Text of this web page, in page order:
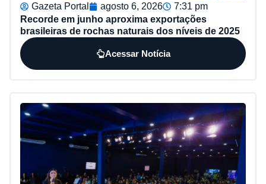
Gazeta Portal agosto 6, 2026
7:31 pm
Recorde em junho aproxima exportações
brasileiras de rochas naturais dos níveis de 2025
Acessar Notícia